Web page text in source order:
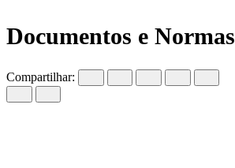
Documentos e Normas
Compartilhar: